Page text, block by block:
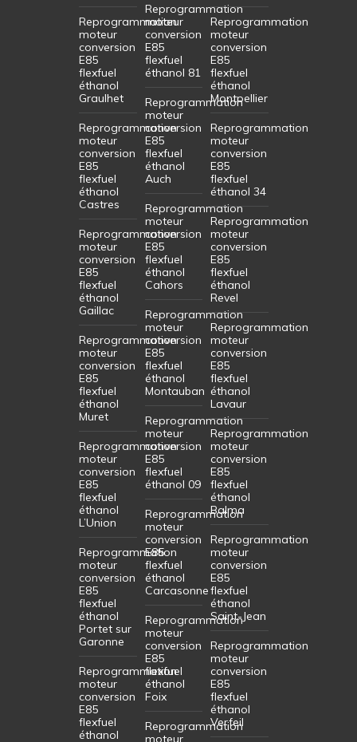
Reprogrammation
moteur
conversion
E85
flexfuel
éthanol
Graulhet
Reprogrammation
moteur
conversion
E85
flexfuel
éthanol
Castres
Reprogrammation
moteur
conversion
E85
flexfuel
éthanol
Gaillac
Reprogrammation
moteur
conversion
E85
flexfuel
éthanol
Muret
Reprogrammation
moteur
conversion
E85
flexfuel
éthanol
L’Union
Reprogrammation
moteur
conversion
E85
flexfuel
éthanol
Portet sur
Garonne
Reprogrammation
moteur
conversion
E85
flexfuel
éthanol
Reprogrammation
moteur
conversion
E85
flexfuel
éthanol 81
Reprogrammation
moteur
conversion
E85
flexfuel
éthanol
Auch
Reprogrammation
moteur
conversion
E85
flexfuel
éthanol
Cahors
Reprogrammation
moteur
conversion
E85
flexfuel
éthanol
Montauban
Reprogrammation
moteur
conversion
E85
flexfuel
éthanol 09
Reprogrammation
moteur
conversion
E85
flexfuel
éthanol
Carcasonne
Reprogrammation
moteur
conversion
E85
flexfuel
éthanol
Foix
Reprogrammation
moteur
Reprogrammation
moteur
conversion
E85
flexfuel
éthanol
Montpellier
Reprogrammation
moteur
conversion
E85
flexfuel
éthanol 34
Reprogrammation
moteur
conversion
E85
flexfuel
éthanol
Revel
Reprogrammation
moteur
conversion
E85
flexfuel
éthanol
Lavaur
Reprogrammation
moteur
conversion
E85
flexfuel
éthanol
Balma
Reprogrammation
moteur
conversion
E85
flexfuel
éthanol
Saint-Jean
Reprogrammation
moteur
conversion
E85
flexfuel
éthanol
Verfeil